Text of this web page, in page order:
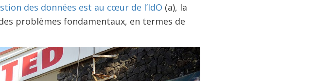
des données est au cœur de l’IdO (a), la
problèmes fondamentaux, en termes de